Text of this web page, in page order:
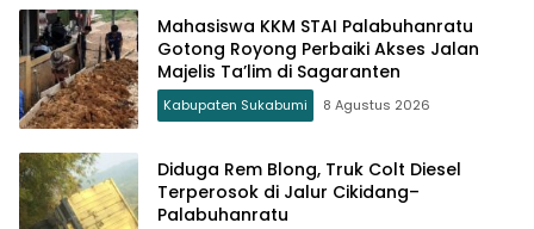
Mahasiswa KKM STAI Palabuhanratu
Gotong Royong Perbaiki Akses Jalan
Majelis Ta’lim di Sagaranten
Kabupaten Sukabumi 8 Agustus 2026
Diduga Rem Blong, Truk Colt Diesel
Terperosok di Jalur Cikidang–
Palabuhanratu